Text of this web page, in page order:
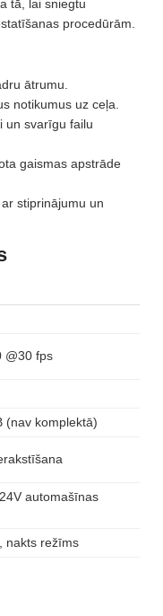
tā, lai sniegtu
procedūrām.
ātrumu.
notikumus uz ceļa.
un svarīgu failu
gaismas apstrāde
stiprinājumu un
@30 fps
(nav komplektā)
automašīnas
nakts režīms